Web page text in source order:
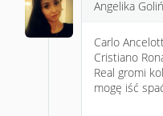
Angelika
Carlo
Cristiano
Real gromi
mogę iść